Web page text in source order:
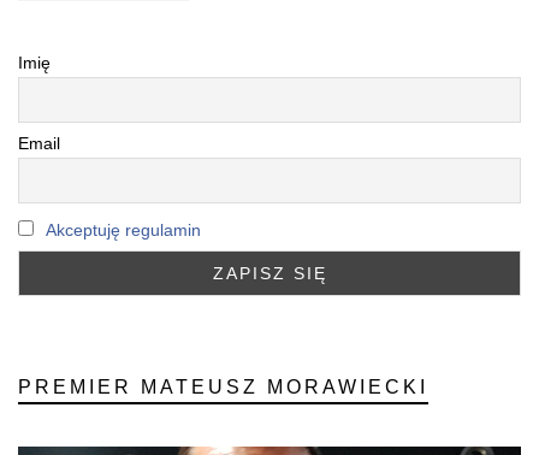
Imię
Email
Akceptuję regulamin
PREMIER MATEUSZ MORAWIECKI